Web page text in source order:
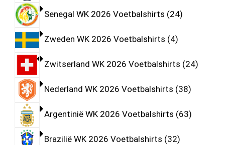
Senegal WK 2026 Voetbalshirts 24
Zweden WK 2026 Voetbalshirts 4
Zwitserland WK 2026 Voetbalshirts 24
Nederland WK 2026 Voetbalshirts 38
Argentinië WK 2026 Voetbalshirts 63
Brazilië WK 2026 Voetbalshirts 32